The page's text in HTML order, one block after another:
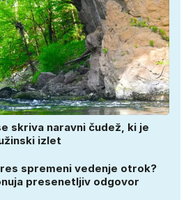
skriva naravni čudež, ki je
izlet
spremeni vedenje otrok?
presenetljiv odgovor